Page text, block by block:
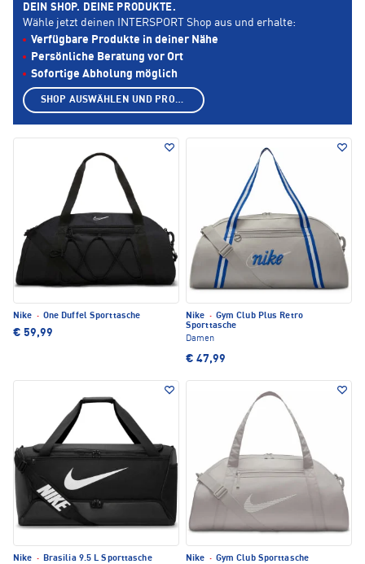
Nike · One Duffel Sporttasche
€ 59,99
Nike · Gym Club Plus Retro
Sporttasche
Damen
€ 47,99
Nike · Brasilia 9.5 L Sporttasche Nike · Gym Club Sporttasche
DEIN SHOP. DEINE PRODUKTE.
Wähle jetzt deinen INTERSPORT Shop aus und erhalte:
Verfügbare Produkte in deiner Nähe
Persönliche Beratung vor Ort
Sofortige Abholung möglich
SHOP AUSWÄHLEN UND PRODUKTE ANZEIGEN